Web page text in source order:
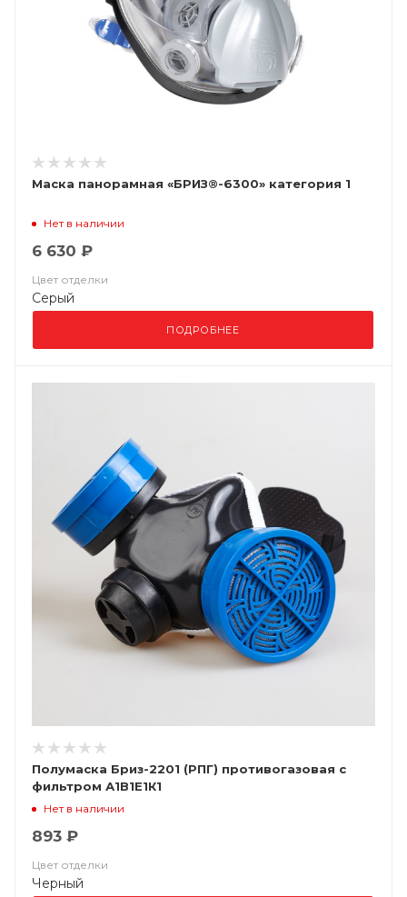
Маска панорамная «БРИЗ®-6300» категория 1
Нет в наличии
6 630 ₽
Цвет отделки
Серый
ПОДРОБНЕЕ
Полумаска Бриз-2201 (РПГ) противогазовая с
фильтром А1В1Е1К1
Нет в наличии
893 ₽
Цвет отделки
Черный